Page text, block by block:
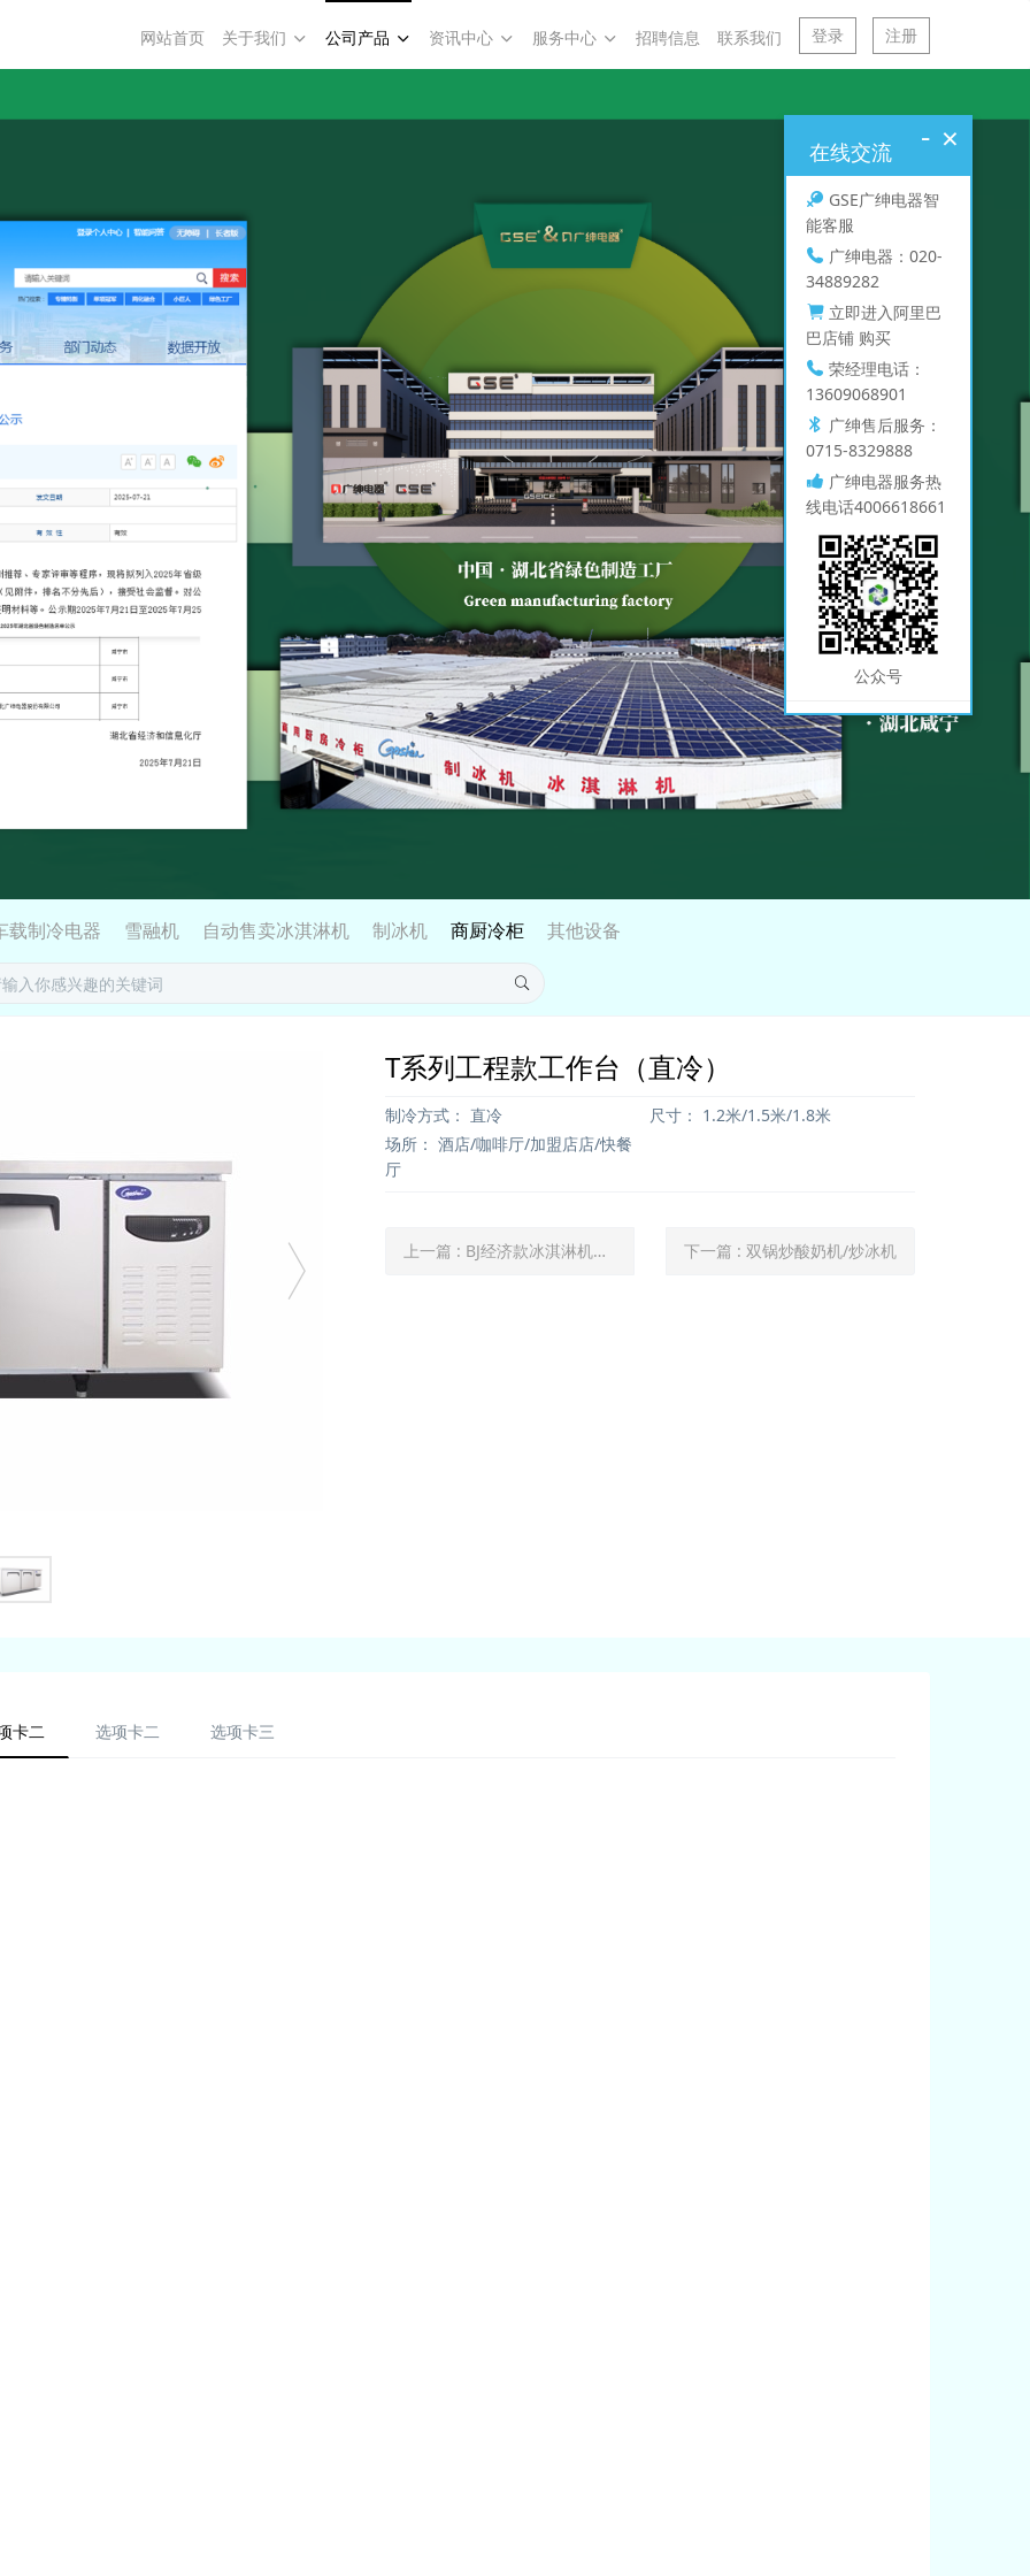
登录 注册
网站首页 关于我们 公司产品 资讯中心 服务中心 招聘信息 联系我们
载制冷电器 雪融机 自动售卖冰淇淋机 制冰机 商厨冷柜 其他设备
T系列工程款工作台（直冷）
制冷方式： 直冷 尺寸： 1.2米/1.5米/1.8米
场所： 酒店/咖啡厅/加盟店店/快餐
厅
上一篇 : BJ经济款冰淇淋机（台式） 下一篇 : 双锅炒酸奶机/炒冰机
卡二 选项卡二 选项卡三
×
-
在线交流
GSE广绅电器智
能客服
广绅电器：020-
34889282
立即进入阿里巴
巴店铺 购买
荣经理电话：
13609068901
广绅售后服务：
0715-8329888
广绅电器服务热
线电话4006618661
公众号